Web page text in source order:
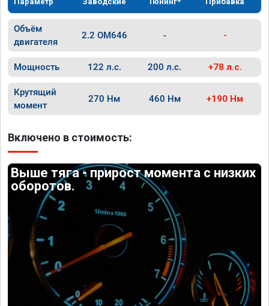
Объём
двигателя
2.2 OM646 - -
Мощность 122 л.с. 200 л.с. +78 л.с.
Крутящий
момент
270 Нм 460 Нм +190 Нм
Включено в стоимость:
Выше тяга - прирост момента с низких
оборотов.